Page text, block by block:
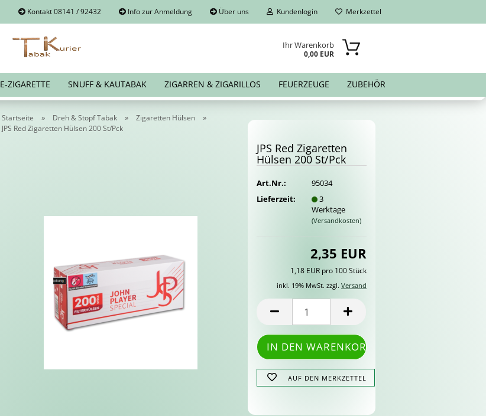
Kontakt 08141 / 92432 Info zur Anmeldung Über uns Kundenlogin Merkzettel
Ihr Warenkorb
0,00 EUR
E-ZIGARETTE SNUFF & KAUTABAK ZIGARREN & ZIGARILLOS FEUERZEUGE ZUBEHÖR
Startseite » Dreh & Stopf Tabak » Zigaretten Hülsen »
JPS Red Zigaretten Hülsen 200 St/Pck
JPS Red Zi­ga­ret­ten
Hül­sen 200 St/Pck
Art.Nr.:
95034
Lieferzeit:
3
Werktage
(Versandkosten)
2,35 EUR
1,18 EUR pro 100 Stück
inkl. 19% MwSt. zzgl. Versand
AUF DEN MERKZETTEL